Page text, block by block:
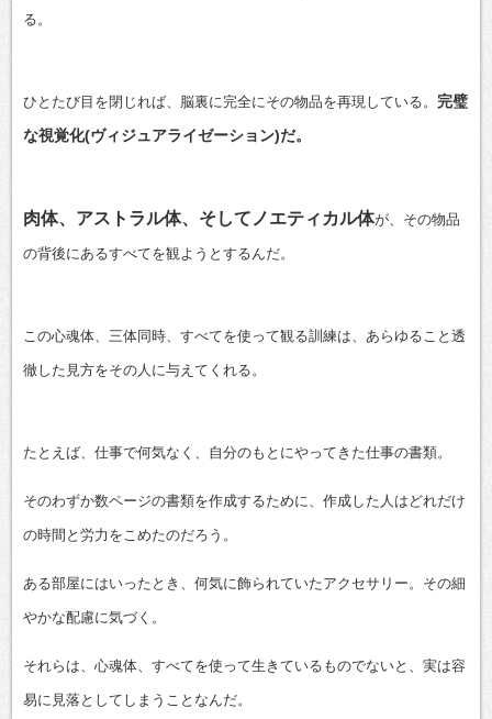
る。
ひとたび目を閉じれば、脳裏に完全にその物品を再現している。 完璧
な視覚化(ヴィジュアライゼーション)だ。
肉体、アストラル体、そしてノエティカル体が、その物品
の背後にあるすべてを観ようとするんだ。
この心魂体、三体同時、すべてを使って観る訓練は、あらゆること透
徹した見方をその人に与えてくれる。
たとえば、仕事で何気なく、自分のもとにやってきた仕事の書類。
そのわずか数ページの書類を作成するために、作成した人はどれだけ
の時間と労力をこめたのだろう。
ある部屋にはいったとき、何気に飾られていたアクセサリー。その細
やかな配慮に気づく。
それらは、心魂体、すべてを使って生きているものでないと、実は容
易に見落としてしまうことなんだ。